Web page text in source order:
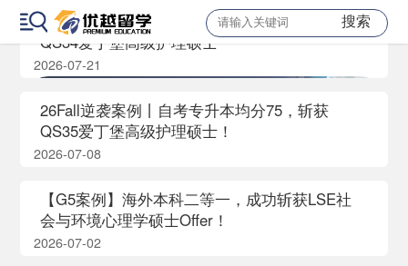
搜索
【英国硕士】自考专升本均分75，成功逆袭
QS34爱丁堡高级护理硕士
2026-07-21
26Fall逆袭案例丨自考专升本均分75，斩获
QS35爱丁堡高级护理硕士！
2026-07-08
【G5案例】海外本科二等一，成功斩获LSE社
会与环境心理学硕士Offer！
2026-07-02